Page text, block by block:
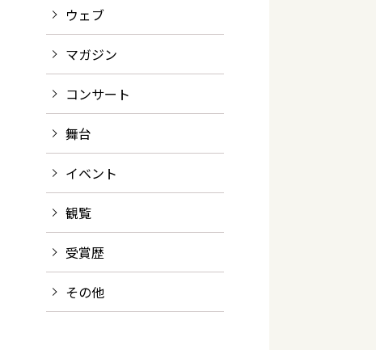
ウェブ
マガジン
コンサート
舞台
イベント
観覧
受賞歴
その他